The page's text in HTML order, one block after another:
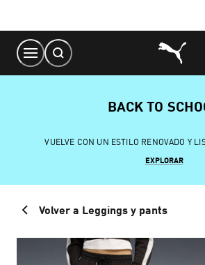
Content
BACK TO
VUELVE CON UN ESTILO RENOVADO Y
EXPLORAR
Volver a Leggings y pants